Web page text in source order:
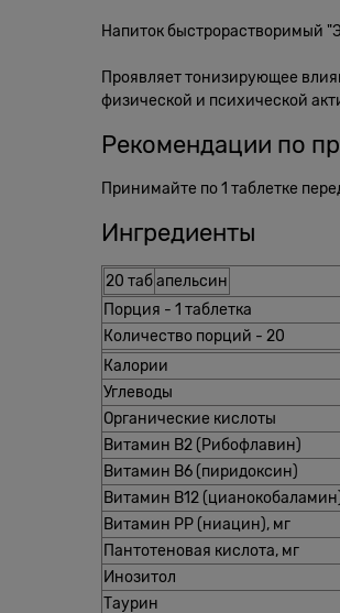
Напиток быстрорастворимый
Проявляет тонизирующее
физической и психической
Рекомендации по
Принимайте по 1 таблетке
Ингредиенты
20 табапельсин
Порция - 1 таблетка
Количество порций - 20
Калории
Углеводы
Органические кислоты
Витамин В2 (Рибофлавин)
Витамин В6 (пиридоксин)
Витамин В12
Витамин РР (ниацин), мг
Пантотеновая кислота, мг
Инозитол
Таурин